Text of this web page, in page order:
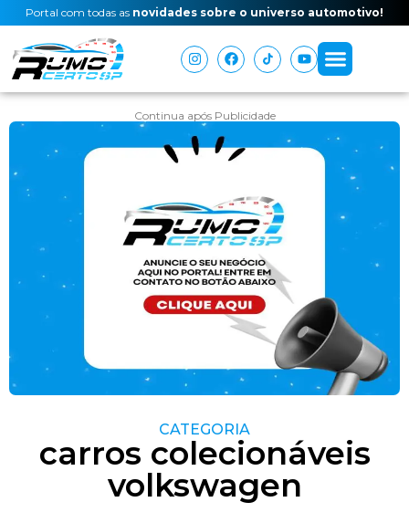
Portal com todas as novidades sobre o universo automotivo!
Continua após Publicidade
CATEGORIA
carros colecionáveis
volkswagen